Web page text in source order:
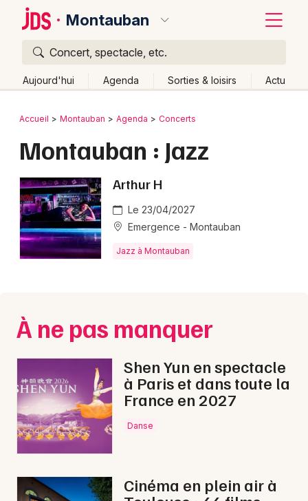
Montauban
Concert, spectacle, etc.
Aujourd'hui Agenda Sorties & loisirs Actu
Publier un événement
Grands événements
Activité & Expérience
Spectacles
Sports
Soirées
Bordeaux
Lille
Lyon
Marseille
Montpellier
Nantes
Paris
Strasbourg
Toulouse
Toutes les villes
Retour
Accueil Montauban Agenda Concerts
Montauban : Jazz
Arthur H
Le 23/04/2027
Emergence - Montauban
Jazz à Montauban
À ne pas manquer
Shen Yun en spectacle
à Paris et dans toute la
France en 2027
Danse
Cinéma en plein air à
Quoi ?
Où ?
Midi-Pyrénées
Partout Près de moi
Quand ?
Aujourd'hui
Demain Ce week-end